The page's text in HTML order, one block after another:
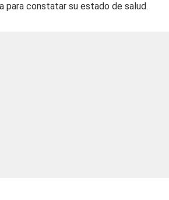
para constatar su estado de salud.